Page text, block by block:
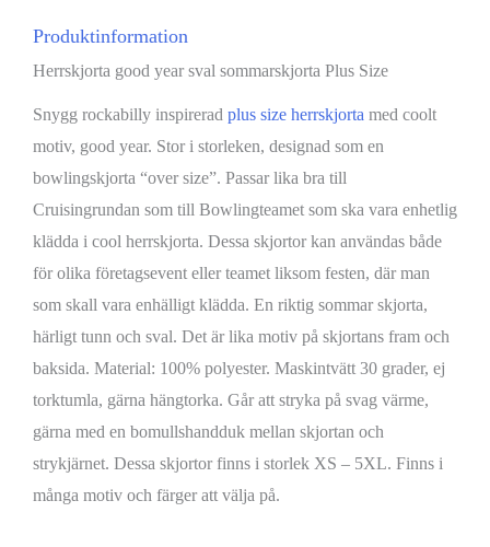
Produktinformation
Herrskjorta good year sval sommarskjorta Plus Size
Snygg rockabilly inspirerad plus size herrskjorta med coolt
motiv, good year. Stor i storleken, designad som en
bowlingskjorta “over size”. Passar lika bra till
Cruisingrundan som till Bowlingteamet som ska vara enhetlig
klädda i cool herrskjorta. Dessa skjortor kan användas både
för olika företagsevent eller teamet liksom festen, där man
som skall vara enhälligt klädda. En riktig sommar skjorta,
härligt tunn och sval. Det är lika motiv på skjortans fram och
baksida. Material: 100% polyester. Maskintvätt 30 grader, ej
torktumla, gärna hängtorka. Går att stryka på svag värme,
gärna med en bomullshandduk mellan skjortan och
strykjärnet. Dessa skjortor finns i storlek XS – 5XL. Finns i
många motiv och färger att välja på.